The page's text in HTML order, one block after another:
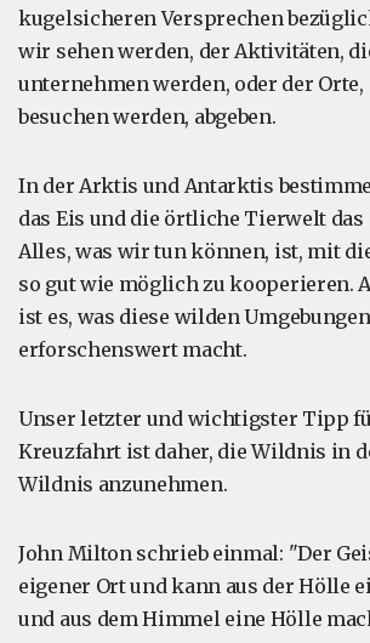
kugelsicheren Versprechen
wir sehen werden, der Aktivitäten,
unternehmen werden, oder der
besuchen werden, abgeben.
In der Arktis und Antarktis
das Eis und die örtliche Tierwelt das
Alles, was wir tun können, ist, mit
so gut wie möglich zu kooperieren.
ist es, was diese wilden
erforschenswert macht.
Unser letzter und wichtigster Tipp
Kreuzfahrt ist daher, die Wildnis in
Wildnis anzunehmen.
John Milton schrieb einmal: "Der
eigener Ort und kann aus der Hölle
und aus dem Himmel eine Hölle